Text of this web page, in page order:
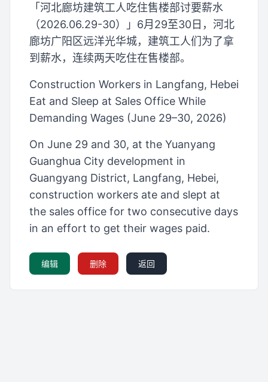
「河北廊坊建筑工人吃住售楼部讨要薪水
（2026.06.29-30）」6月29至30日，河北
廊坊广阳区远洋光华城，建筑工人们为了拿
到薪水，连续两天吃住在售楼部。
Construction Workers in Langfang, Hebei
Eat and Sleep at Sales Office While
Demanding Wages (June 29–30, 2026)
On June 29 and 30, at the Yuanyang
Guanghua City development in
Guangyang District, Langfang, Hebei,
construction workers ate and slept at
the sales office for two consecutive days
in an effort to get their wages paid.
编辑 删除 返回